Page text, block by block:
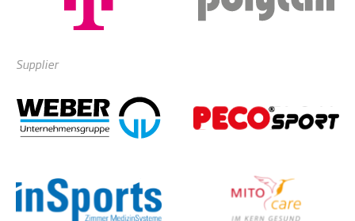
Supplier